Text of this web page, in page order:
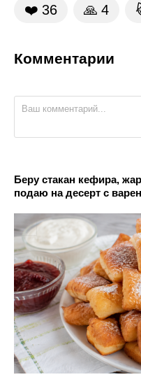
❤️ 36 🙏 4
Комментарии
Беру стакан кефира,
подаю на десерт с